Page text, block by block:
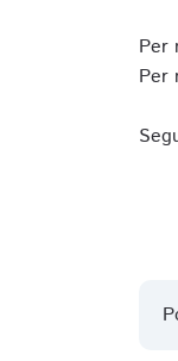
Per
Per